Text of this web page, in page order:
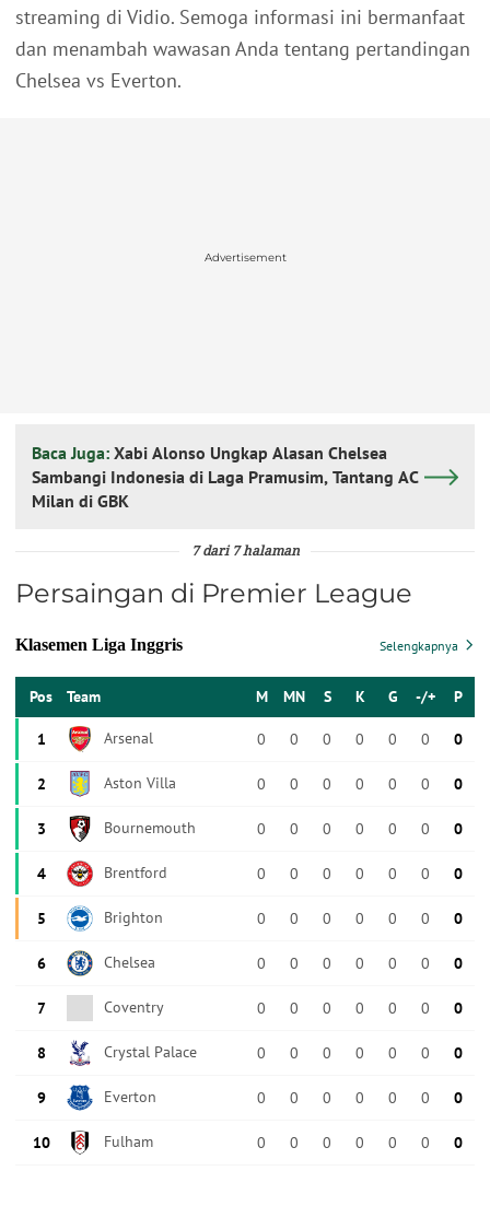
streaming di Vidio. Semoga informasi ini bermanfaat
dan menambah wawasan Anda tentang pertandingan
Chelsea vs Everton.
Advertisement
Baca Juga: Xabi Alonso Ungkap Alasan Chelsea
Sambangi Indonesia di Laga Pramusim, Tantang AC
Milan di GBK
7 dari 7 halaman
Persaingan di Premier League